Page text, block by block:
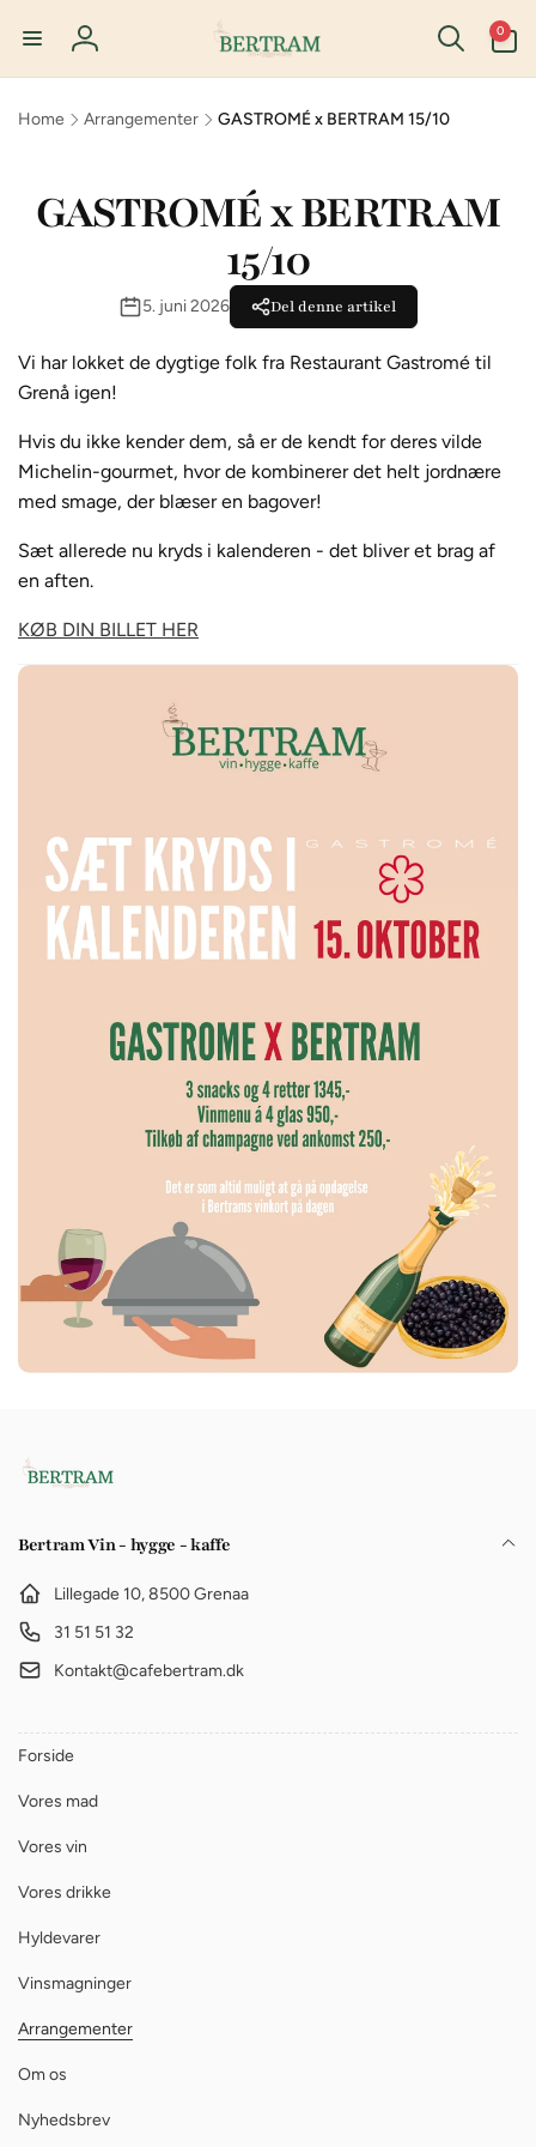
indhold
Log
ind
0
0
varer
Home Arrangementer GASTROMÉ x BERTRAM 15/10
GASTROMÉ x BERTRAM
15/10
5. juni 2026 Del denne artikel
Vi har lokket de dygtige folk fra Restaurant Gastromé til
Grenå igen!
Hvis du ikke kender dem, så er de kendt for deres vilde
Michelin-gourmet, hvor de kombinerer det helt jordnære
med smage, der blæser en bagover!
Sæt allerede nu kryds i kalenderen - det bliver et brag af
en aften.
KØB DIN BILLET HER
Bertram Vin - hygge - kaffe
Lillegade 10, 8500 Grenaa
31 51 51 32
Kontakt@cafebertram.dk
Forside
Vores mad
Vores vin
Vores drikke
Hyldevarer
Vinsmagninger
Arrangementer
Om os
Nyhedsbrev